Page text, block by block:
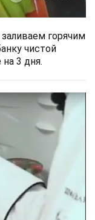
горячим
чистой
3 дня.